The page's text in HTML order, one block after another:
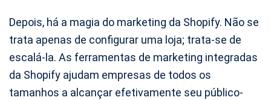
Depois, há a magia do marketing da Shopify. Não se
trata apenas de configurar uma loja; trata-se de
escalá-la. As ferramentas de marketing integradas
da Shopify ajudam empresas de todos os
tamanhos a alcançar efetivamente seu público-